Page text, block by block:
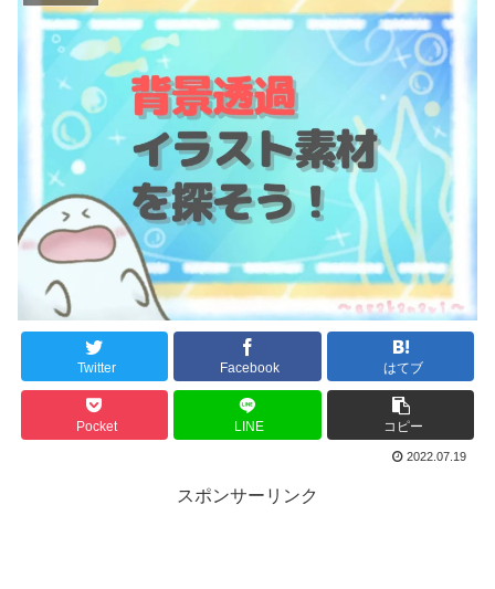
Twitter Facebook はてブ
Pocket LINE コピー
2022.07.19
スポンサーリンク